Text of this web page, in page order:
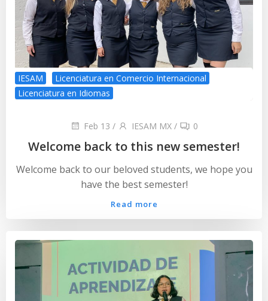
IESAM
Licenciatura en Comercio Internacional
Licenciatura en Idiomas
Feb 13 / IESAM MX / 0
Welcome back to this new semester!
Welcome back to our beloved students, we hope you
have the best semester!
Read more